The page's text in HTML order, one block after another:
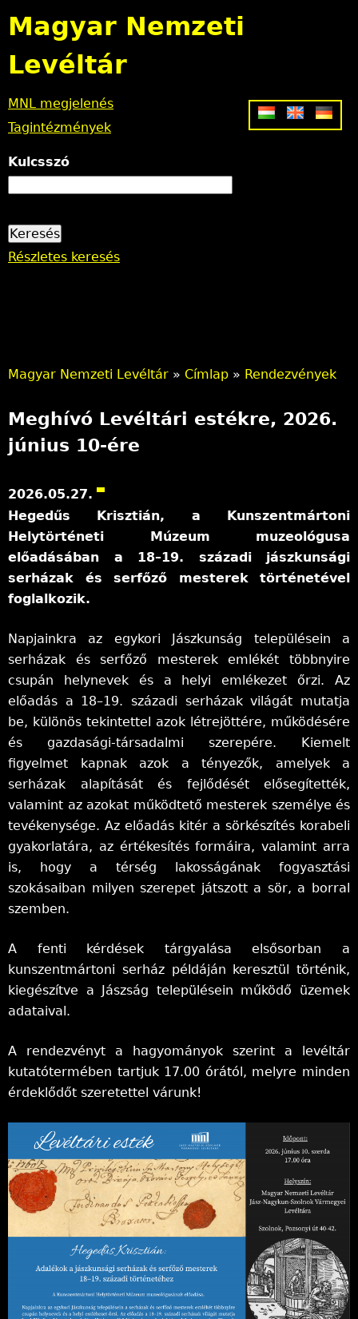
Jump to navigation
Magyar Nemzeti
Levéltár
Kulcsszó
Részletes keresés
MNL megjelenés
Tagintézmények
e
l
n
l
e
g
i
h
e
l
y
Magyar Nemzeti Levéltár » Címlap » Rendezvények
Meghívó Levéltári estékre, 2026.
június 10-ére
2026.05.27.
Hegedűs Krisztián, a Kunszentmártoni
Helytörténeti Múzeum muzeológusa
előadásában a 18–19. századi jászkunsági
serházak és serfőző mesterek történetével
foglalkozik.
Napjainkra az egykori Jászkunság településein a
serházak és serfőző mesterek emlékét többnyire
csupán helynevek és a helyi emlékezet őrzi. Az
előadás a 18–19. századi serházak világát mutatja
be, különös tekintettel azok létrejöttére, működésére
és gazdasági-társadalmi szerepére. Kiemelt
figyelmet kapnak azok a tényezők, amelyek a
serházak alapítását és fejlődését elősegítették,
valamint az azokat működtető mesterek személye és
tevékenysége. Az előadás kitér a sörkészítés korabeli
gyakorlatára, az értékesítés formáira, valamint arra
is, hogy a térség lakosságának fogyasztási
szokásaiban milyen szerepet játszott a sör, a borral
szemben.
A fenti kérdések tárgyalása elsősorban a
kunszentmártoni serház példáján keresztül történik,
kiegészítve a Jászság településein működő üzemek
adataival.
A rendezvényt a hagyományok szerint a levéltár
kutatótermében tartjuk 17.00 órától, melyre minden
érdeklődőt szeretettel várunk!